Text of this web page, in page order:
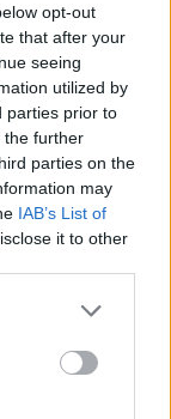
opt-out
that after your
seeing
utilized by
parties prior to
the further
parties on the
may
IAB’s List of
it to other
more Google
may click to
party tags to
below Google
έκθεση
«European
σχετικά με
οι
τον
και
ήδη τους